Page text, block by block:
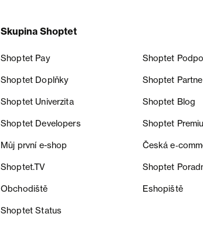
Skupina Shoptet
Shoptet Pay Shoptet
Shoptet Doplňky Shoptet
Shoptet Univerzita Shoptet Blog
Shoptet Developers Shoptet
Můj první e-shop Česká
Shoptet.TV Shoptet
Obchodiště Eshopiště
Shoptet Status